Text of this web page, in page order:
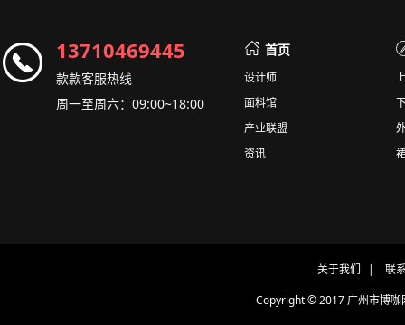
13710469445
款款客服热线
周一至周六：09:00~18:00
首页
设计师
面料馆
产业联盟
资讯
关于我们 | 联
Copyright © 2017 广州市博